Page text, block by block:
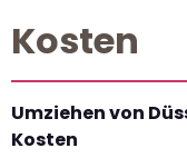
Kosten
Umziehen von
Kosten